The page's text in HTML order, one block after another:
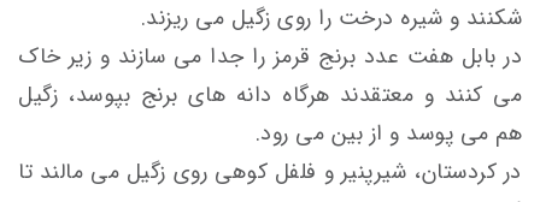
شکنند و شيره درخت را روی زگيل می ريزند.
در بابل هفت عدد برنج قرمز را جدا می سازند و زیر خاک
می کنند و معتقدند هرگاه دانه های برنج بپوسد، زگیل
هم می پوسد و از بین می رود.
در کردستان، شیرپنیر و فلفل کوهی روی زگیل می مالند تا